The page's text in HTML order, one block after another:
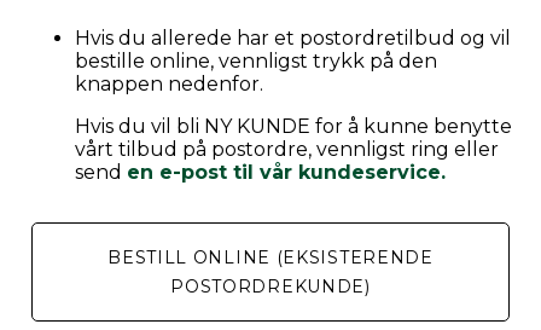
Hvis du allerede har et postordretilbud og vil
bestille online, vennligst trykk på den
knappen nedenfor.
Hvis du vil bli NY KUNDE for å kunne benytte
vårt tilbud på postordre, vennligst ring eller
send en e-post til vår kundeservice.
BESTILL ONLINE (EKSISTERENDE
POSTORDREKUNDE)